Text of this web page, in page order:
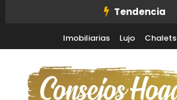
Tendencia
Imobiliarias Lujo Chalets